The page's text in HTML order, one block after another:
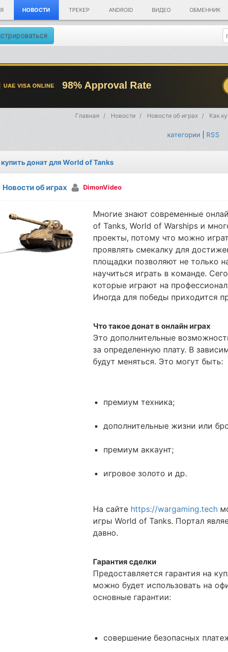
НОВОСТИ ТРЕКЕР ANDROID ВИДЕО ОБМЕННИК
Главная Новости Новости об играх Как
категории RSS
донат для World of Tanks
Новости об играх DimonVideo
Многие знают современные
of Tanks, World of Warships и
проекты, потому что можно
проявлять смекалку для
площадки позволяют не только
научиться играть в команде.
которые играют на
Иногда для победы приходится
Что такое донат в онлайн играх
Это дополнительные
за определенную плату. В
будут меняться. Это могут быть:
премиум техника;
дополнительные жизни или
премиум аккаунт;
игровое золото и др.
На сайте https://wargaming.tech
игры World of Tanks. Портал
давно.
Гарантия сделки
Предоставляется гарантия на
можно будет использовать на
основные гарантии:
совершение безопасных